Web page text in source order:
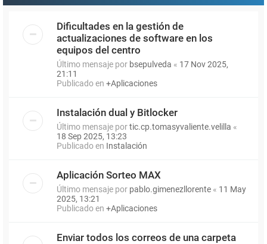
Dificultades en la gestión de
actualizaciones de software en los
equipos del centro
Último mensaje por bsepulveda « 17 Nov 2025,
21:11
Publicado en +Aplicaciones
Instalación dual y Bitlocker
Último mensaje portic.cp.tomasyvaliente.velilla «
18 Sep 2025, 13:23
Publicado en Instalación
Aplicación Sorteo MAX
Último mensaje por pablo.gimenezllorente « 11 May
2025, 13:21
Publicado en +Aplicaciones
Enviar todos los correos de una carpeta